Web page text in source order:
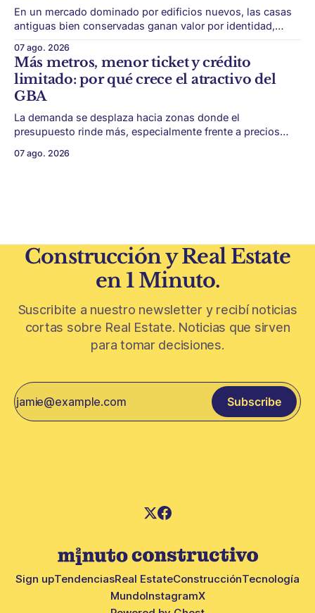
En un mercado dominado por edificios nuevos, las casas
antiguas bien conservadas ganan valor por identidad,
algunas piezas residenciales que cuentan otra historia del
barrio. En medio de torres, edificios nuevos y proyectos
premium, todavía aparecen casas de más de 100 años
07 ago. 2026
Más metros, menor ticket y crédito
limitado: por qué crece el atractivo del
GBA
La demanda se desplaza hacia zonas donde el
presupuesto rinde más, especialmente frente a precios
Conurbano vuelve a ganar protagonismo en el mapa
07 ago. 2026
Construcción y Real Estate
en 1 Minuto.
Suscribite a nuestro newsletter y recibí noticias
cortas sobre Real Estate. Noticias que sirven
para tomar decisiones.
Subscribe
Sign upTendenciasReal EstateConstrucciónTecnología
MundoInstagramX